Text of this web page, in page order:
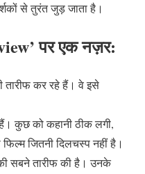
से तुरंत जुड़ जाता है।
पर एक नज़र:
तारीफ कर रहे हैं। वे इसे
कुछ को कहानी ठीक लगी,
जितनी दिलचस्प नहीं है।
सबने तारीफ की है। उनके